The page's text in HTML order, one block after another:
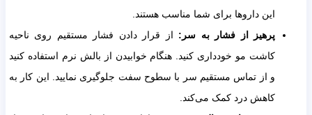
این داروها برای شما مناسب هستند.
پرهیز از فشار به سر: از قرار دادن فشار مستقیم روی ناحیه
کاشت مو خودداری کنید. هنگام خوابیدن از بالش نرم استفاده کنید
و از تماس مستقیم سر با سطوح سفت جلوگیری نمایید. این کار به
کاهش درد کمک می‌کند.